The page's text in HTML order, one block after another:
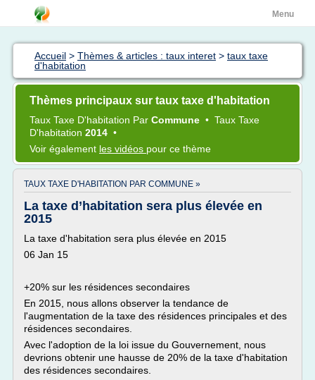
Menu
Accueil > Thèmes & articles : taux interet > taux taxe
d'habitation
Thèmes principaux sur taux taxe d'habitation
Taux Taxe D'habitation Par Commune • Taux Taxe
D'habitation 2014 •
Voir également les vidéos pour ce thème
TAUX TAXE D'HABITATION PAR COMMUNE »
La taxe d’habitation sera plus élevée en
2015
La taxe d'habitation sera plus élevée en 2015
06 Jan 15
+20% sur les résidences secondaires
En 2015, nous allons observer la tendance de
l'augmentation de la taxe des résidences principales et des
résidences secondaires.
Avec l'adoption de la loi issue du Gouvernement, nous
devrions obtenir une hausse de 20% de la taxe d'habitation
des résidences secondaires.